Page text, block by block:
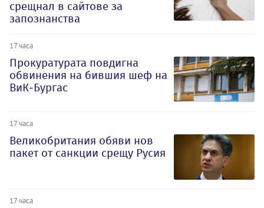
срещнал в сайтове за
запознанства
17 часа
Прокуратурата повдигна
обвинения на бившия шеф на
ВиК-Бургас
17 часа
Великобритания обяви нов
пакет от санкции срещу Русия
17 часа